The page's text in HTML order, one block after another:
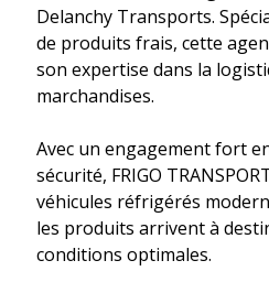
Delanchy Transports.
de produits frais, cette
son expertise dans la
marchandises.
Avec un engagement fort
sécurité, FRIGO
véhicules réfrigérés
les produits arrivent à
conditions optimales.